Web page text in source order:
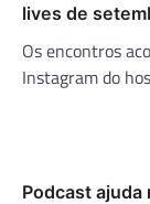
lives de
Os encontros
Instagram do
Podcast ajuda